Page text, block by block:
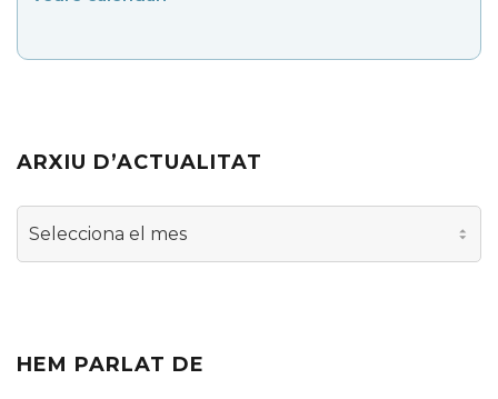
ARXIU D’ACTUALITAT
Arxiu
HEM PARLAT DE